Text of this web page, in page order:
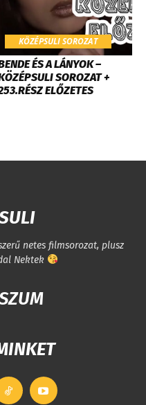
KÖZÉPSULI SOROZAT
ÉS A LÁNYOK –
SOROZAT +
ELŐZETES
netes filmsorozat, plusz
Nektek